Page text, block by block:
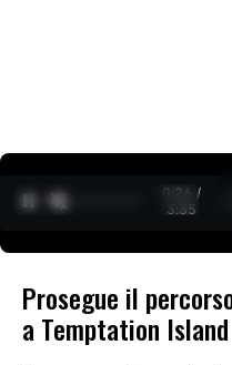
0:28 /
3:35
Prosegue il
a Temptation Island